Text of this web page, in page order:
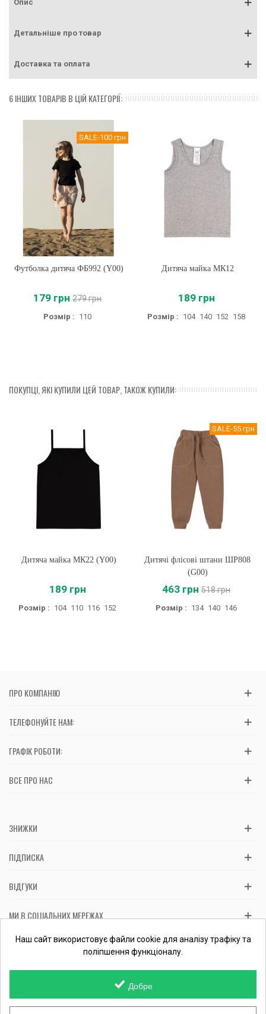
Опис
Детальніше про товар
Доставка та оплата
6 ІНШИХ ТОВАРІВ В ЦІЙ КАТЕГОРІЇ:
SALE-100 грн
Футболка дитяча ФБ992 (Y00)
179 грн 279 грн
Розмір : 110
Дитяча майка МК12
189 грн
Розмір : 104 140 152 158
ПОКУПЦІ, ЯКІ КУПИЛИ ЦЕЙ ТОВАР, ТАКОЖ КУПИЛИ:
Дитяча майка МК22 (Y00)
189 грн
Розмір : 104 110 116 152
SALE-55 грн
Дитячі флісові штани ШР808
(G00)
463 грн 518 грн
Розмір : 134 140 146
ПРО КОМПАНІЮ
ТЕЛЕФОНУЙТЕ НАМ:
ГРАФІК РОБОТИ:
ВСЕ ПРО НАС
ЗНИЖКИ
ПІДПИСКА
ВІДГУКИ
МИ В СОЦІАЛЬНИХ МЕРЕЖАХ
Вас обслуговує: ФОП Косташ С.І., номер запису в ЄДР 2 673 000
0000 057597 від 06.01.2017.Перевірити ФОП
© 2015-2026 MamaTato.org інтернет-магазин. Всі права захищені.
Наш сайт використовує файли cookie для аналізу трафіку та
поліпшення функціоналу.
Добре